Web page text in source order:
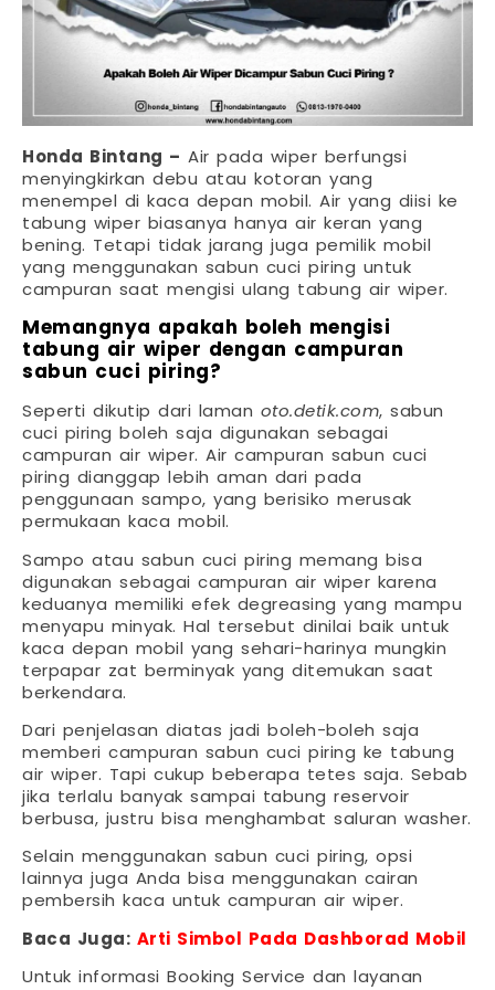
Honda Bintang – Air pada wiper berfungsi
menyingkirkan debu atau kotoran yang
menempel di kaca depan mobil. Air yang diisi ke
tabung wiper biasanya hanya air keran yang
bening. Tetapi tidak jarang juga pemilik mobil
yang menggunakan sabun cuci piring untuk
campuran saat mengisi ulang tabung air wiper.
Memangnya apakah boleh mengisi
tabung air wiper dengan campuran
sabun cuci piring?
Seperti dikutip dari laman oto.detik.com, sabun
cuci piring boleh saja digunakan sebagai
campuran air wiper. Air campuran sabun cuci
piring dianggap lebih aman dari pada
penggunaan sampo, yang berisiko merusak
permukaan kaca mobil.
Sampo atau sabun cuci piring memang bisa
digunakan sebagai campuran air wiper karena
keduanya memiliki efek degreasing yang mampu
menyapu minyak. Hal tersebut dinilai baik untuk
kaca depan mobil yang sehari-harinya mungkin
terpapar zat berminyak yang ditemukan saat
berkendara.
Dari penjelasan diatas jadi boleh-boleh saja
memberi campuran sabun cuci piring ke tabung
air wiper. Tapi cukup beberapa tetes saja. Sebab
jika terlalu banyak sampai tabung reservoir
berbusa, justru bisa menghambat saluran washer.
Selain menggunakan sabun cuci piring, opsi
lainnya juga Anda bisa menggunakan cairan
pembersih kaca untuk campuran air wiper.
Baca Juga: Arti Simbol Pada Dashborad Mobil
Untuk informasi Booking Service dan layanan